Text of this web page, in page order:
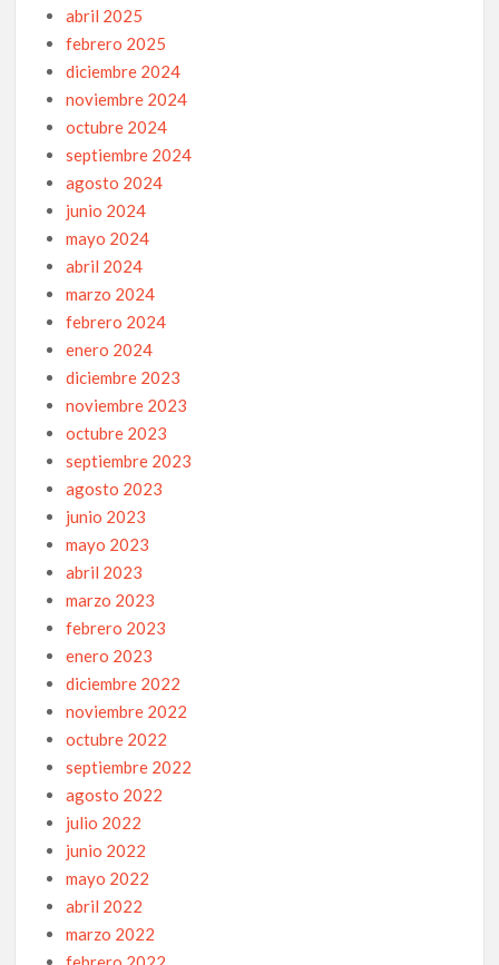
abril 2025
febrero 2025
diciembre 2024
noviembre 2024
octubre 2024
septiembre 2024
agosto 2024
junio 2024
mayo 2024
abril 2024
marzo 2024
febrero 2024
enero 2024
diciembre 2023
noviembre 2023
octubre 2023
septiembre 2023
agosto 2023
junio 2023
mayo 2023
abril 2023
marzo 2023
febrero 2023
enero 2023
diciembre 2022
noviembre 2022
octubre 2022
septiembre 2022
agosto 2022
julio 2022
junio 2022
mayo 2022
abril 2022
marzo 2022